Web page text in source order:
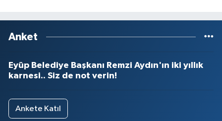
Anket
Eyüp Belediye Başkanı Remzi Aydın'ın iki yıllık
karnesi.. Siz de not verin!
Ankete Katıl